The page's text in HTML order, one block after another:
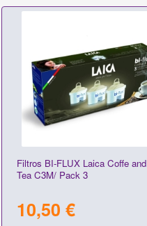
Filtros BI-FLUX Laica Coffe and
Tea C3M/ Pack 3
10,50 €